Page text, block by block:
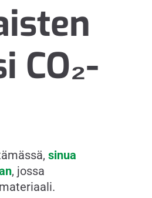
CO₂-
sinua
, jossa